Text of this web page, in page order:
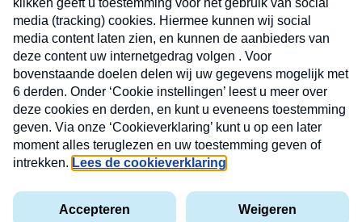
MAX
Cookieverklaring
Kwetsbaarheid
X
Nieuwsbrief
Neem hier een gratis abonnement op de MAX
Consumenten nieuwsbrief. Elke maandag en
donderdag in uw mailbox.